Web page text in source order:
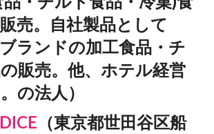
売。自社製品として
ブランドの加工食品・チ
販売。他、ホテル経営
の法人）
（東京都世田谷区船